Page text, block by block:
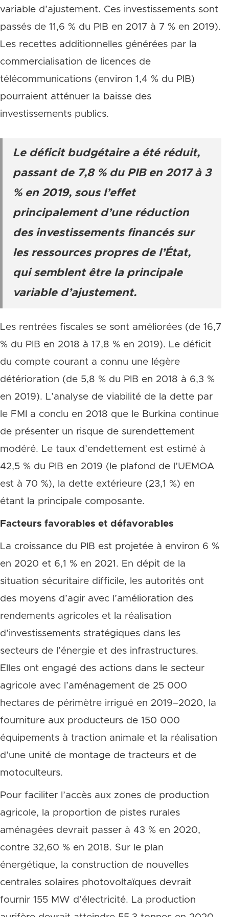
variable d’ajustement. Ces investissements sont
passés de 11,6 % du PIB en 2017 à 7 % en 2019).
Les recettes additionnelles générées par la
commercialisation de licences de
télécommunications (environ 1,4 % du PIB)
pourraient atténuer la baisse des
investissements publics.
Le déficit budgétaire a été réduit,
passant de 7,8 % du PIB en 2017 à 3
% en 2019, sous l’effet
principalement d’une réduction
des investissements financés sur
les ressources propres de l’État,
qui semblent être la principale
variable d’ajustement.
Les rentrées fiscales se sont améliorées (de 16,7
% du PIB en 2018 à 17,8 % en 2019). Le déficit
du compte courant a connu une légère
détérioration (de 5,8 % du PIB en 2018 à 6,3 %
en 2019). L’analyse de viabilité de la dette par
le FMI a conclu en 2018 que le Burkina continue
de présenter un risque de surendettement
modéré. Le taux d’endettement est estimé à
42,5 % du PIB en 2019 (le plafond de l’UEMOA
est à 70 %), la dette extérieure (23,1 %) en
étant la principale composante.
Facteurs favorables et défavorables
La croissance du PIB est projetée à environ 6 %
en 2020 et 6,1 % en 2021. En dépit de la
situation sécuritaire difficile, les autorités ont
des moyens d’agir avec l’amélioration des
rendements agricoles et la réalisation
d’investissements stratégiques dans les
secteurs de l’énergie et des infrastructures.
Elles ont engagé des actions dans le secteur
agricole avec l’aménagement de 25 000
hectares de périmètre irrigué en 2019–2020, la
fourniture aux producteurs de 150 000
équipements à traction animale et la réalisation
d’une unité de montage de tracteurs et de
motoculteurs.
Pour faciliter l’accès aux zones de production
agricole, la proportion de pistes rurales
aménagées devrait passer à 43 % en 2020,
contre 32,60 % en 2018. Sur le plan
énergétique, la construction de nouvelles
centrales solaires photovoltaïques devrait
fournir 155 MW d’électricité. La production